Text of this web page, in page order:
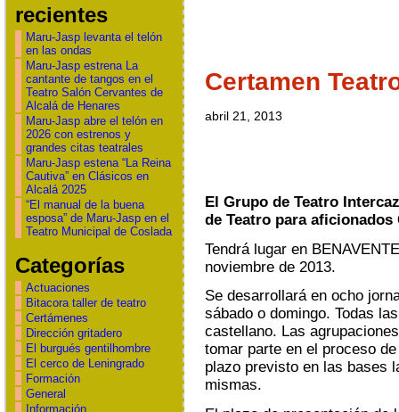
recientes
Maru-Jasp levanta el telón
en las ondas
Maru-Jasp estrena La
cantante de tangos en el
Teatro Salón Cervantes de
Alcalá de Henares
Maru-Jasp abre el telón en
2026 con estrenos y
grandes citas teatrales
Maru-Jasp estena “La Reina
Cautiva” en Clásicos en
Alcalá 2025
“El manual de la buena
esposa” de Maru-Jasp en el
Teatro Municipal de Coslada
Categorías
Actuaciones
Bitacora taller de teatro
Certámenes
Dirección gritadero
El burgués gentilhombre
El cerco de Leningrado
Formación
General
Información
Certamen
abril 21, 2013
El Grupo de Teatro
de Teatro para aficionados
Tendrá lugar en
noviembre de 2013.
Se desarrollará en ocho
sábado o domingo. Todas
castellano. Las
tomar parte en el proceso
plazo previsto en las bases
mismas.